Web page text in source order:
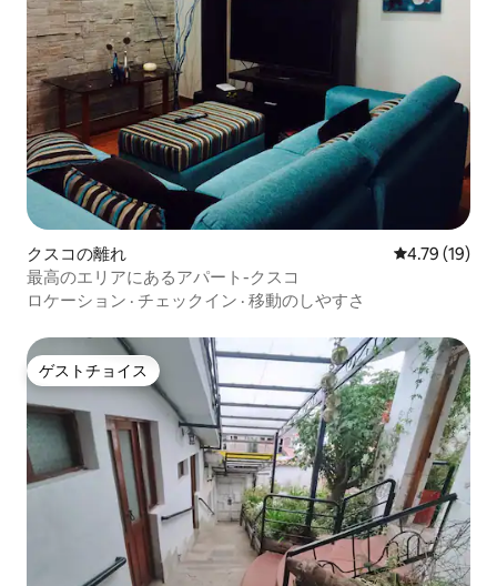
クスコの離れ レビュー19
4.79 (19)
最高のエリアにあるアパート-クスコ
ロケーション · チェックイン · 移動のしやすさ
ゲストチョイス
ゲストチョイス